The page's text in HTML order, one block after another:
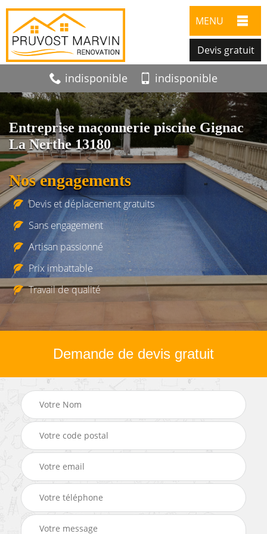
MENU
Devis gratuit
indisponible indisponible
Entreprise maçonnerie piscine Gignac
La Nerthe 13180
Nos engagements
Devis et déplacement gratuits
Sans engagement
Artisan passionné
Prix imbattable
Travail de qualité
Demande de devis gratuit